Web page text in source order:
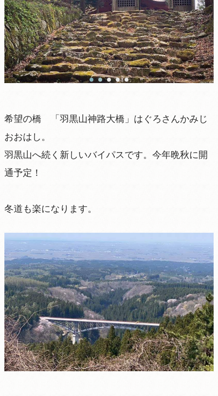
希望の橋 「羽黒山神路大橋」はぐろさんかみじ
おおはし。
羽黒山へ続く新しいバイパスです。今年晩秋に開
通予定！
冬道も楽になります。